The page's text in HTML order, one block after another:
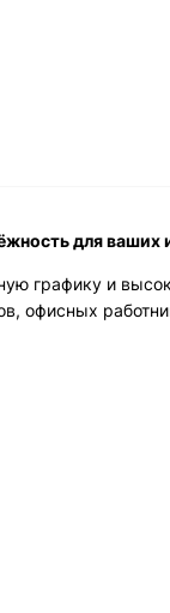
для ваших
графику и
офисных